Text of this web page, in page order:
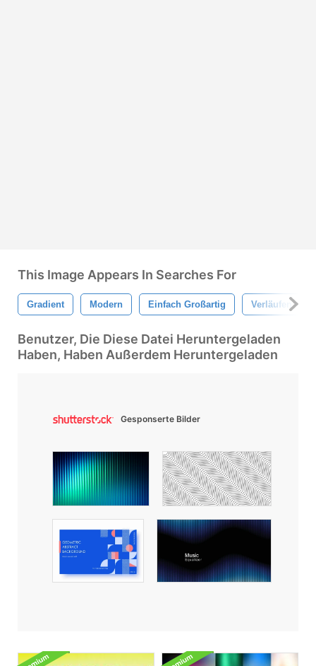
This Image Appears In Searches For
Gradient Modern Einfach Großartig Verläufen
Benutzer, Die Diese Datei Heruntergeladen
Haben, Haben Außerdem Heruntergeladen
Gesponserte Bilder